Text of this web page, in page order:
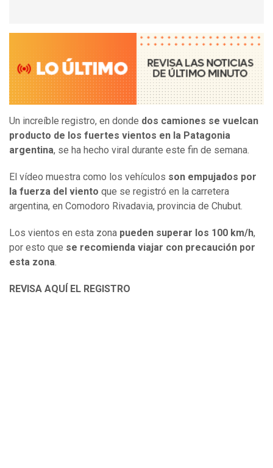
Un increíble registro, en donde dos camiones se vuelcan
producto de los fuertes vientos en la Patagonia
argentina, se ha hecho viral durante este fin de semana.
El vídeo muestra como los vehículos son empujados por
la fuerza del viento que se registró en la carretera
argentina, en Comodoro Rivadavia, provincia de Chubut.
Los vientos en esta zona pueden superar los 100 km/h,
por esto que se recomienda viajar con precaución por
esta zona.
REVISA AQUÍ EL REGISTRO